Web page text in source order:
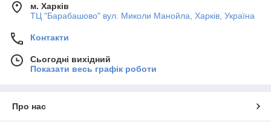
м. Харків
ТЦ "Барабашово" вул. Миколи Манойла, Харків, Україна
Контакти
Сьогодні вихідний
Показати весь графік роботи
Про нас